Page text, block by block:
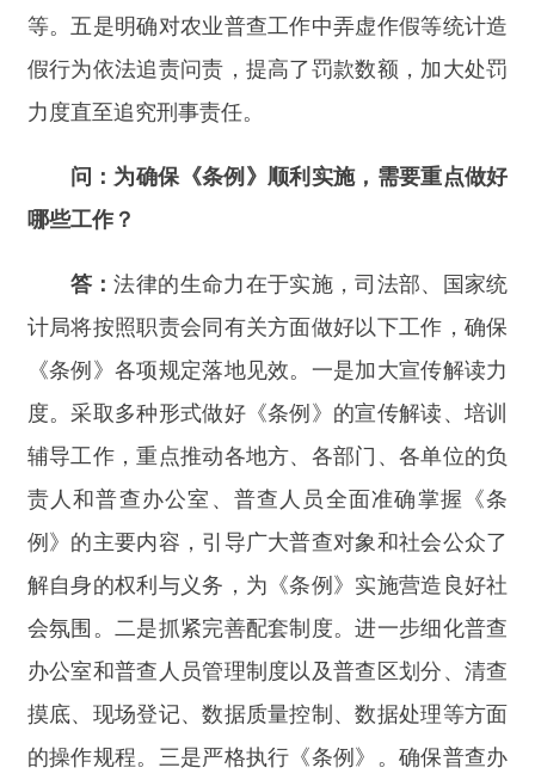
解自身的权利与义务，为《条例》实施营造良好社
会氛围。二是抓紧完善配套制度。进一步细化普查
办公室和普查人员管理制度以及普查区划分、清查
的操作规程。三是严格执行《条例》。确保普查办
公室、普查人员依法履职尽责，引导普查对象自觉
治化水平。四是强化执法监督。加大对农业普查工
作中违法行为的查处力度，坚决纠治农业普查工作
中数据造假等违法行为。
分享:
打印本页
主办：新疆阿合奇县人民政府办公室
承办：新疆阿合奇县政务服务和数字发
展中心
新公网安备：65302302000001号
地 址：阿合奇县南大街 邮 编：843500
法律声明
电话：0908-5623856
关于我们
网站地图